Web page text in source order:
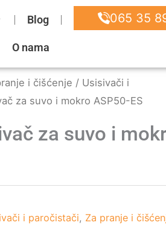
Blog
O nama
065 35
i čišćenje / Usisivači i
za suvo i mokro ASP50-ES
za suvo i
i paročistači, Za pranje i